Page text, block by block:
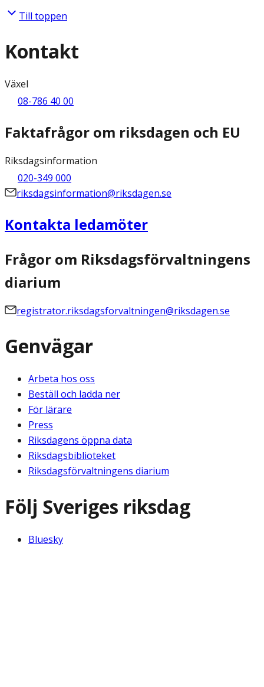
Till toppen
Kontakt
Växel
08-786 40 00
Faktafrågor om riksdagen och EU
Riksdagsinformation
020-349 000
riksdagsinformation@riksdagen.se
Kontakta ledamöter
Frågor om Riksdagsförvaltningens
diarium
registrator.riksdagsforvaltningen@riksdagen.se
Genvägar
Arbeta hos oss
Beställ och ladda ner
För lärare
Press
Riksdagens öppna data
Riksdagsbiblioteket
Riksdagsförvaltningens diarium
Följ Sveriges riksdag
Bluesky